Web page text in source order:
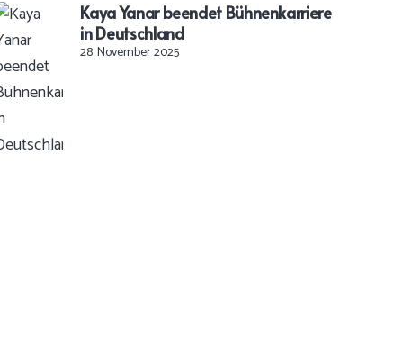
Kaya Yanar beendet Bühnenkarriere
in Deutschland
28. November 2025